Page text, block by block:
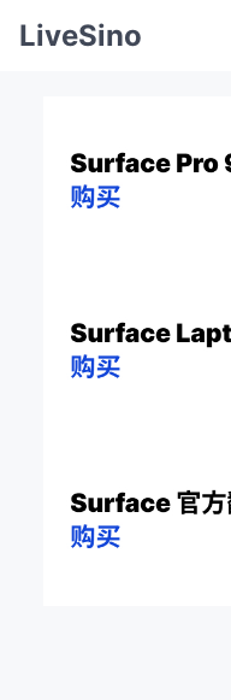
LiveSino